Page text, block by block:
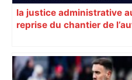
la justice administrative
reprise du chantier de